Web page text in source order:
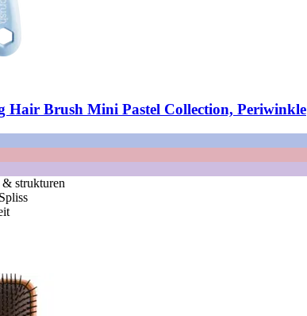
Hair Brush Mini Pastel Collection, Periwinkle
strukturen